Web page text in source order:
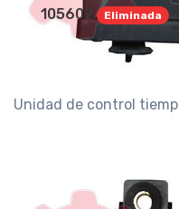
105602 Eliminada
Unidad de control